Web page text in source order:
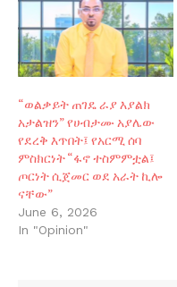
“ወልቃይት ጠገዴ ራያ እያልክ
አታልዝን” የሀብታሙ አያሌው
የደረቅ እጥበት፤ የአርሚ ሰባ
ምስክርነት “ፋኖ ተስምምቷል፤
ጦርነት ሲጀመር ወደ አራት ኪሎ
ናቸው”
June 6, 2026
In "Opinion"